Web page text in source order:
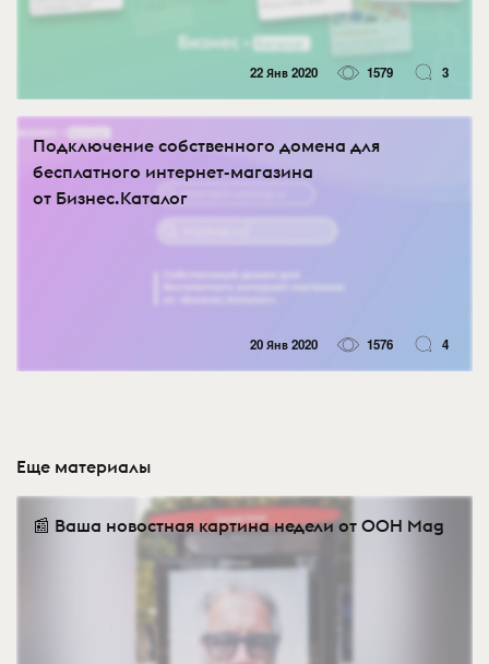
22 Янв 2020 1579 3
Подключение собственного домена для
бесплатного интернет-магазина
от Бизнес.Каталог
20 Янв 2020 1576 4
Еще материалы
📰 Ваша новостная картина недели от OOH Mag